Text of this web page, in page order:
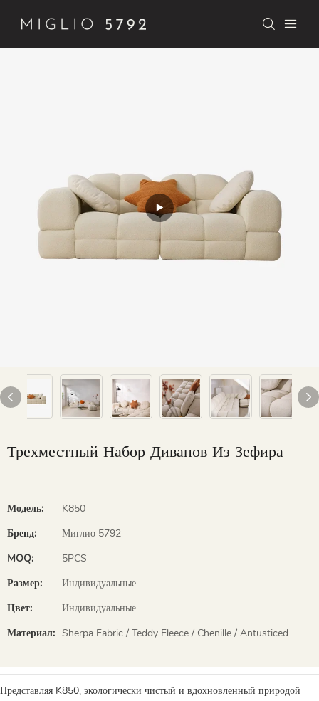
Трехместный Набор Диванов Из Зефира
Модель:
K850
Бренд:
Миглио 5792
MOQ:
5PCS
Размер:
Индивидуальные
Цвет:
Индивидуальные
Материал: Sherpa Fabric / Teddy Fleece / Chenille / Antusticed
Представляя K850, экологически чистый и вдохновленный природой